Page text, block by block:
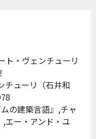
ト・ヴェンチューリ
チューリ（石井和
の建築言語』,チャ
エー・アンド・ユ